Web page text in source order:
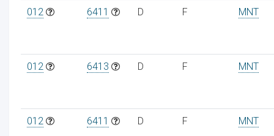
012 6411 D F MNT
012 6413 D F MNT
012 6411 D F MNT